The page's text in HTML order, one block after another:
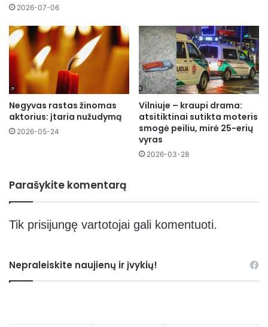
2026-07-06
Negyvas rastas žinomas
aktorius: įtaria nužudymą
2026-05-24
Vilniuje – kraupi drama:
atsitiktinai sutikta moteris
smogė peiliu, mirė 25-erių
vyras
2026-03-28
Parašykite komentarą
Tik prisijungę vartotojai gali komentuoti.
Nepraleiskite naujienų ir įvykių!